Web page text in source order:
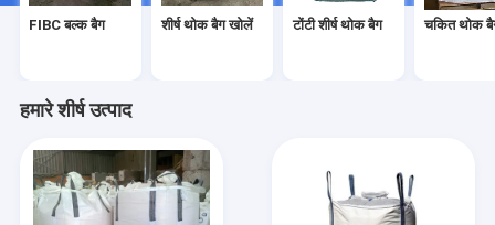
FIBC बल्क बैग शीर्ष थोक बैग खोलें टोंटी शीर्ष थोक बैग चकित थोक
हमारे शीर्ष उत्पाद